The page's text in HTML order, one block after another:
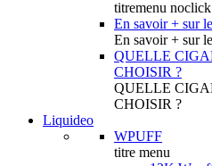
titremenu noclick
En savoir + sur
En savoir + sur
QUELLE
CHOISIR ?
QUELLE
CHOISIR ?
Liquideo
WPUFF
titre menu